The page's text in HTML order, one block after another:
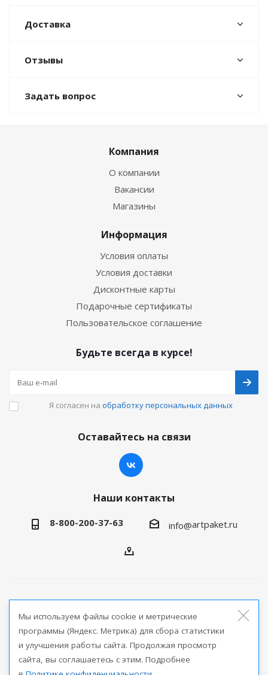
Доставка
Отзывы
Задать вопрос
Компания
О компании
Вакансии
Магазины
Информация
Условия оплаты
Условия доставки
Дисконтные карты
Подарочные сертификаты
Пользовательское соглашение
Будьте всегда в курсе!
Я согласен на обработку персональных данных
Оставайтесь на связи
Наши контакты
8-800-200-37-63 info@artpaket.ru
продукции
Версия для печати
Мы используем файлы cookie и метрические
программы (Яндекс. Метрика) для сбора статистики
и улучшения работы сайта. Продолжая просмотр
сайта, вы соглашаетесь с этим. Подробнее